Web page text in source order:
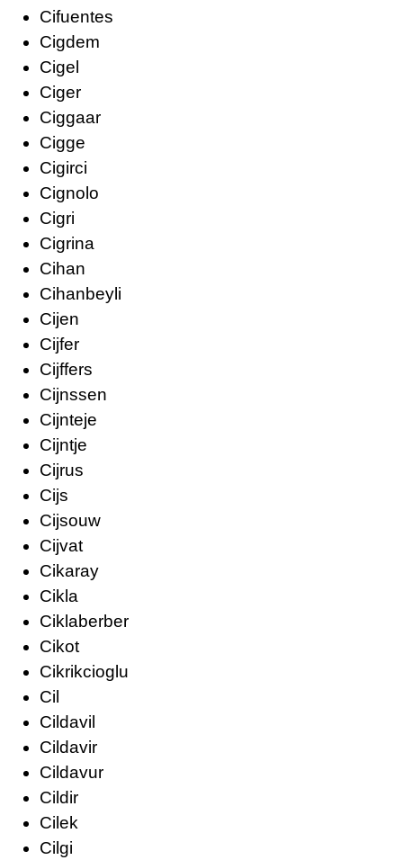
Cifuentes
Cigdem
Cigel
Ciger
Ciggaar
Cigge
Cigirci
Cignolo
Cigri
Cigrina
Cihan
Cihanbeyli
Cijen
Cijfer
Cijffers
Cijnssen
Cijnteje
Cijntje
Cijrus
Cijs
Cijsouw
Cijvat
Cikaray
Cikla
Ciklaberber
Cikot
Cikrikcioglu
Cil
Cildavil
Cildavir
Cildavur
Cildir
Cilek
Cilgi